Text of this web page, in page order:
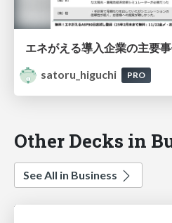
satoru_higuchi
PRO
Other Decks in
See All in Business